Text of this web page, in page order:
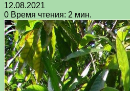
12.08.2021
0 Время чтения: 2 мин.